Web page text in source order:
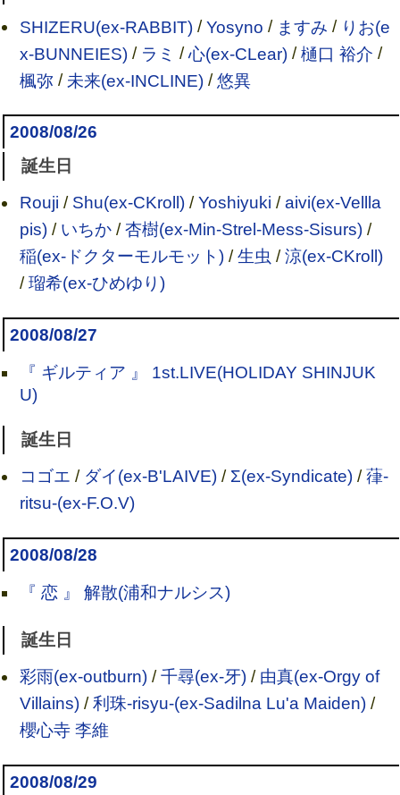
SHIZERU(ex-RABBIT)/Yosyno / ますみ / りお(e
x-BUNNEIES)/ ラミ /心(ex-CLear)/樋口 裕介 /
楓弥 / 未来(ex-INCLINE)/悠異
2008/08/26
誕生日
Rouji / Shu(ex-CKroll)/Yoshiyuki /aivi(ex-Vellla
pis)/ いちか/杏樹(ex-Min-Strel-Mess-Sisurs)/
稲(ex-ドクターモルモット)/生虫 /涼(ex-CKroll)
/瑠希(ex-ひめゆり)
2008/08/27
『 ギルティア 』 1st.LIVE(HOLIDAY SHINJUK
U)
誕生日
コゴエ / ダイ(ex-B'LAIVE)/ Σ(ex-Syndicate)/葎-
ritsu-(ex-F.O.V)
2008/08/28
『 恋 』 解散(浦和ナルシス)
誕生日
彩雨(ex-outburn)/千尋(ex-牙)/ 由真(ex-Orgy of
Villains)/利珠-risyu-(ex-Sadilna Lu'a Maiden)/
櫻心寺 李維
2008/08/29